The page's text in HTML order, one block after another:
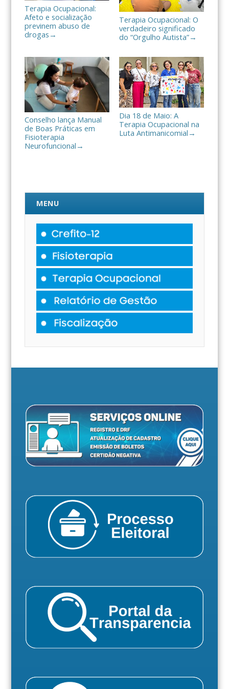
Terapia Ocupacional:
Afeto e socialização
previnem abuso de
drogas →
Terapia Ocupacional: O
verdadeiro significado
do “Orgulho Autista”→
Conselho lança Manual
de Boas Práticas em
Fisioterapia
Neurofuncional →
Dia 18 de Maio: A
Terapia Ocupacional na
Luta Antimanicomial →
MENU